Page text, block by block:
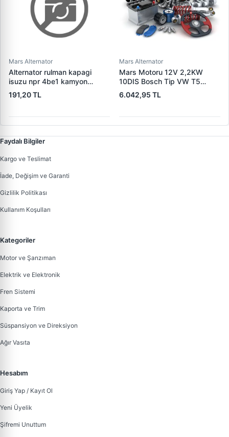
Mars Alternator
Alternator rulman kapagi
isuzu npr 4be1 kamyon
(hitachi tip)
191,20 TL
Mars Alternator
Mars Motoru 12V 2,2KW
10DIS Bosch Tip VW T5
Multivan 2,5 Tdi | CARGO
F032113678 | OEM
6.042,95 TL
Faydalı Bilgiler
Kargo ve Teslimat
İade, Değişim ve Garanti
Gizlilik Politikası
Kullanım Koşulları
Kategoriler
Motor ve Şanzıman
Elektrik ve Elektronik
Fren Sistemi
Kaporta ve Trim
Süspansiyon ve Direksiyon
Ağır Vasıta
Hesabım
Giriş Yap / Kayıt Ol
Yeni Üyelik
Şifremi Unuttum